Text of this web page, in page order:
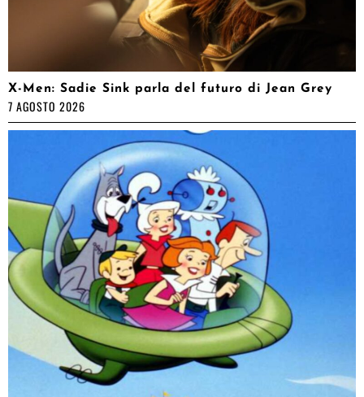
X-Men: Sadie Sink parla del futuro di Jean Grey
7 AGOSTO 2026